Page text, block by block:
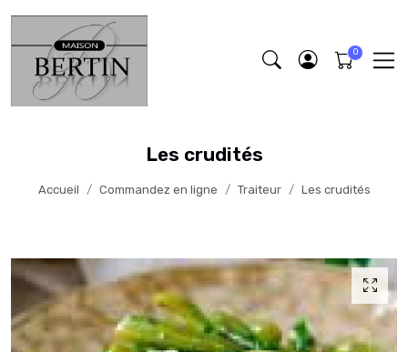
Les crudités
Accueil Commandez en ligne Traiteur Les crudités